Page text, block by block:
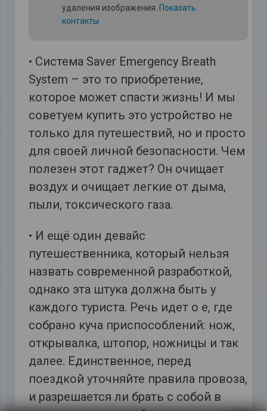
удаления изображения. Показать
контакты
• Система Saver Emergency Breath
System – это то приобретение,
которое может спасти жизнь! И мы
советуем купить это устройство не
только для путешествий, но и просто
для своей личной безопасности. Чем
полезен этот гаджет? Он очищает
воздух и очищает легкие от дыма,
пыли, токсического газа.
• И ещё один девайс
путешественника, который нельзя
назвать современной разработкой,
однако эта штука должна быть у
каждого туриста. Речь идет о е, где
собрано куча приспособлений: нож,
открывалка, штопор, ножницы и так
далее. Единственное, перед
поездкой уточняйте правила провоза,
и разрешается ли брать с собой в